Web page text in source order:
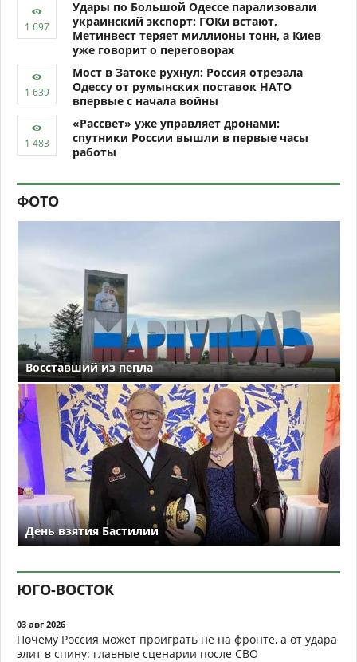
Удары по Большой Одессе парализовали
украинский экспорт: ГОКи встают,
Метинвест теряет миллионы тонн, а Киев
уже говорит о переговорах
Мост в Затоке рухнул: Россия отрезала
Одессу от румынских поставок НАТО
впервые с начала войны
«Рассвет» уже управляет дронами:
спутники России вышли в первые часы
работы
ФОТО
Восставший из пепла
День взятия Бастилии
ЮГО-ВОСТОК
03 авг 2026
Почему Россия может проиграть не на фронте, а от удара
элит в спину: главные сценарии после СВО